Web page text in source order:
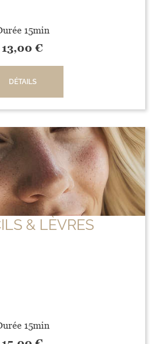
15min
13,00 €
DÉTAILS
& LÈVRES
15min